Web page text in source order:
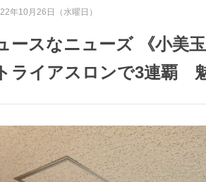
年10月26日（水曜日）
ースなニューズ 《小美
ライアスロンで3連覇